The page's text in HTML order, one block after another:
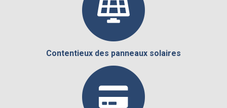
Contentieux des panneaux solaires